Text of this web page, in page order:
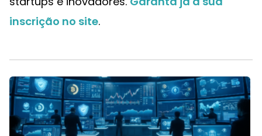
inscrição no site.